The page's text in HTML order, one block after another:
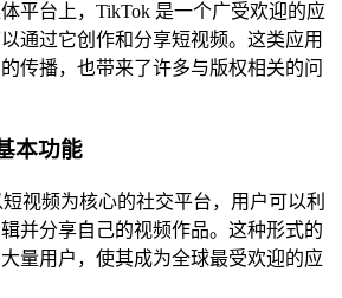
平台上，TikTok 是一个广受欢迎的应
通过它创作和分享短视频。这类应用
传播，也带来了许多与版权相关的问
本功能
视频为核心的社交平台，用户可以利
并分享自己的视频作品。这种形式的
量用户，使其成为全球最受欢迎的应